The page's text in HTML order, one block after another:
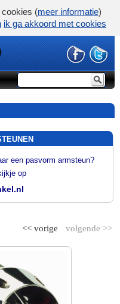
een pasvorm armsteun?
op
volgende >>
<< vorige
(meer informatie)
ik ga akkoord met cookies